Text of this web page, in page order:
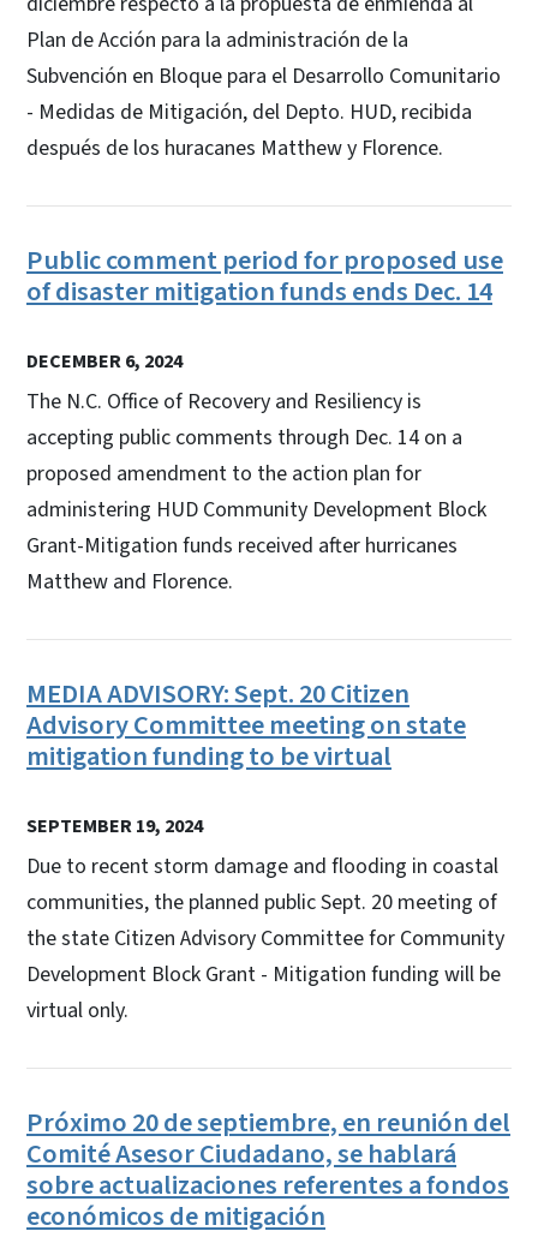
Plan de Acción para la administración de la
Subvención en Bloque para el Desarrollo Comunitario
- Medidas de Mitigación, del Depto. HUD, recibida
después de los huracanes Matthew y Florence.
Public comment period for proposed use
of disaster mitigation funds ends Dec. 14
DECEMBER 6, 2024
The N.C. Office of Recovery and Resiliency is
accepting public comments through Dec. 14 on a
proposed amendment to the action plan for
administering HUD Community Development Block
Grant-Mitigation funds received after hurricanes
Matthew and Florence.
MEDIA ADVISORY: Sept. 20 Citizen
Advisory Committee meeting on state
mitigation funding to be virtual
SEPTEMBER 19, 2024
Due to recent storm damage and flooding in coastal
communities, the planned public Sept. 20 meeting of
the state Citizen Advisory Committee for Community
Development Block Grant - Mitigation funding will be
virtual only.
Próximo 20 de septiembre, en reunión del
Comité Asesor Ciudadano, se hablará
sobre actualizaciones referentes a fondos
económicos de mitigación